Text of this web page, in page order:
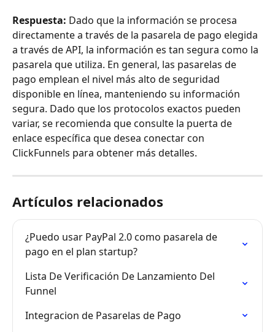
Respuesta: Dado que la información se procesa
directamente a través de la pasarela de pago elegida
a través de API, la información es tan segura como la
pasarela que utiliza. En general, las pasarelas de
pago emplean el nivel más alto de seguridad
disponible en línea, manteniendo su información
segura. Dado que los protocolos exactos pueden
variar, se recomienda que consulte la puerta de
enlace específica que desea conectar con
ClickFunnels para obtener más detalles.
Artículos relacionados
¿Puedo usar PayPal 2.0 como pasarela de
pago en el plan startup?
Lista De Verificación De Lanzamiento Del
Funnel
Integracion de Pasarelas de Pago